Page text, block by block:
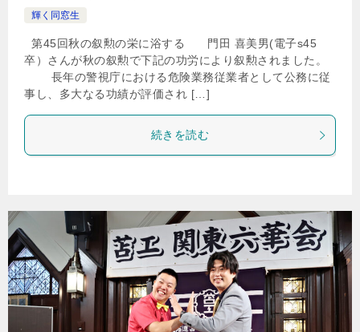
輝く同窓生
第45回秋の叙勲の栄に浴する 門田 喜美男(電子s45
卒）さんが秋の叙勲で下記の功労により叙勲されました。
長年の警視庁における危険業務従業者として公務に従
事し、多大なる功績が評価され […]
続きを読む